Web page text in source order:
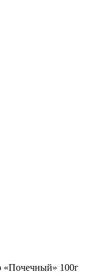
«Почечный» 100г